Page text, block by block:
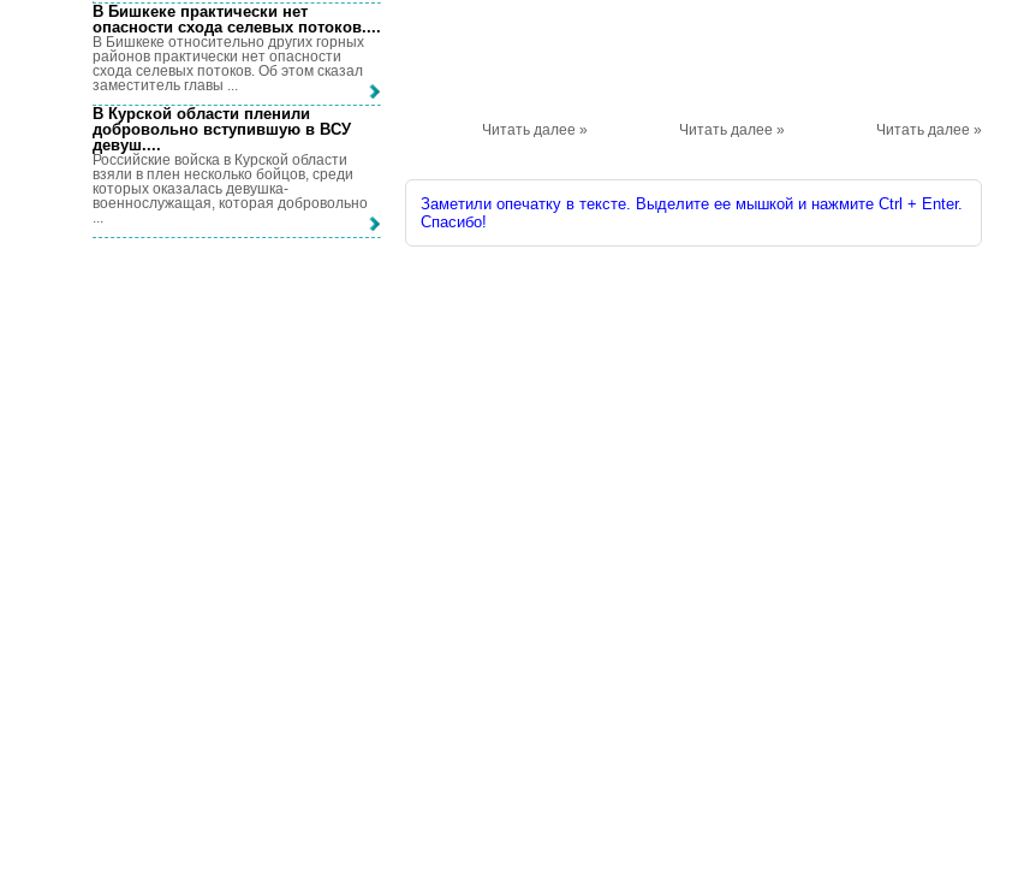
Читать далее » Читать далее » Читать далее »
Заметили опечатку в тексте. Выделите ее мышкой и нажмите Ctrl + Enter.
Спасибо!
В Бишкеке практически нет
опасности схода селевых потоков....
В Бишкеке относительно других горных
районов практически нет опасности
схода селевых потоков. Об этом сказал
заместитель главы ...
В Курской области пленили
добровольно вступившую в ВСУ
девуш....
Российские войска в Курской области
взяли в плен несколько бойцов, среди
которых оказалась девушка-
военнослужащая, которая добровольно
...